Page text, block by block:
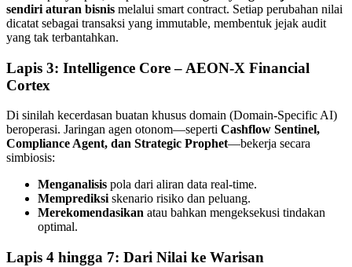
sendiri aturan bisnis melalui smart contract. Setiap perubahan nilai
dicatat sebagai transaksi yang immutable, membentuk jejak audit
yang tak terbantahkan.
Lapis 3: Intelligence Core – AEON-X Financial
Cortex
Di sinilah kecerdasan buatan khusus domain (Domain-Specific AI)
beroperasi. Jaringan agen otonom—seperti Cashflow Sentinel,
Compliance Agent, dan Strategic Prophet—bekerja secara
simbiosis:
Menganalisis pola dari aliran data real-time.
Memprediksi skenario risiko dan peluang.
Merekomendasikan atau bahkan mengeksekusi tindakan
optimal.
Lapis 4 hingga 7: Dari Nilai ke Warisan